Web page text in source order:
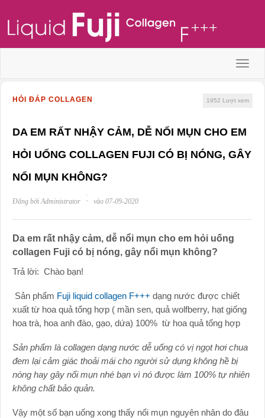
Menu
HỎI ĐÁP COLLAGEN 1952 Lượt xem
DA EM RẤT NHẬY CẢM, DỄ NỔI MỤN CHO EM
HỎI UỐNG COLLAGEN FUJI CÓ BỊ NÓNG, GÂY
NỔI MỤN KHÔNG?
Đăng bởi Administrator · vào 07-09-2020
Da em rất nhậy cảm, dễ nổi mụn cho em hỏi uống
collagen Fuji có bị nóng, gây nổi mụn không?
Trả lời: Chào bạn!
Sản phẩm Fuji liquid collagen F+++ dạng nước được chiết
xuất từ hoa quả tổng hợp ( mần sen, quả wolfberry, hạt giống
hoa trà, hoa anh đào, gạo, dứa) 100% từ hoa quả tổng hợp
Sản phẩm là collagen dạng nước dễ uống có vị ngọt hơi chua
đem lại cảm giác thoải mái cho người sử dụng không hề bị
nóng hay gây nổi mụn nhé bạn vì nó được làm 100% tự nhiên
không chất bảo quản.
Vậy một số bạn uống xong thấy nổi mụn nguyên nhân do đâu